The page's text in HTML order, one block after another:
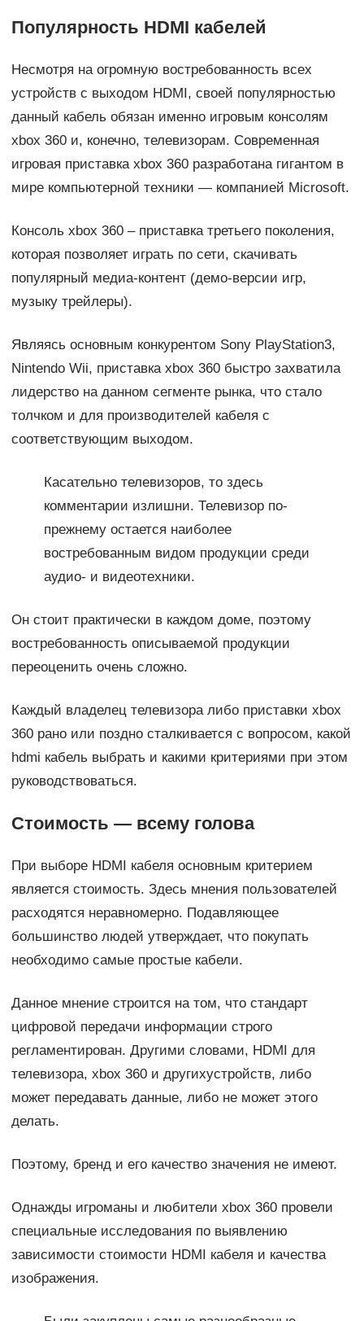
Популярность HDMI кабелей
Несмотря на огромную востребованность всех
устройств с выходом HDMI, своей популярностью
данный кабель обязан именно игровым консолям
xbox 360 и, конечно, телевизорам. Современная
игровая приставка xbox 360 разработана гигантом в
мире компьютерной техники — компанией Microsoft.
Консоль xbox 360 – приставка третьего поколения,
которая позволяет играть по сети, скачивать
популярный медиа-контент (демо-версии игр,
музыку трейлеры).
Являясь основным конкурентом Sony PlayStation3,
Nintendo Wii, приставка xbox 360 быстро захватила
лидерство на данном сегменте рынка, что стало
толчком и для производителей кабеля с
соответствующим выходом.
Касательно телевизоров, то здесь
комментарии излишни. Телевизор по-
прежнему остается наиболее
востребованным видом продукции среди
аудио- и видеотехники.
Он стоит практически в каждом доме, поэтому
востребованность описываемой продукции
переоценить очень сложно.
Каждый владелец телевизора либо приставки xbox
360 рано или поздно сталкивается с вопросом, какой
hdmi кабель выбрать и какими критериями при этом
руководствоваться.
Стоимость — всему голова
При выборе HDMI кабеля основным критерием
является стоимость. Здесь мнения пользователей
расходятся неравномерно. Подавляющее
большинство людей утверждает, что покупать
необходимо самые простые кабели.
Данное мнение строится на том, что стандарт
цифровой передачи информации строго
регламентирован. Другими словами, HDMI для
телевизора, xbox 360 и другихустройств, либо
может передавать данные, либо не может этого
делать.
Поэтому, бренд и его качество значения не имеют.
Однажды игроманы и любители xbox 360 провели
специальные исследования по выявлению
зависимости стоимости HDMI кабеля и качества
изображения.